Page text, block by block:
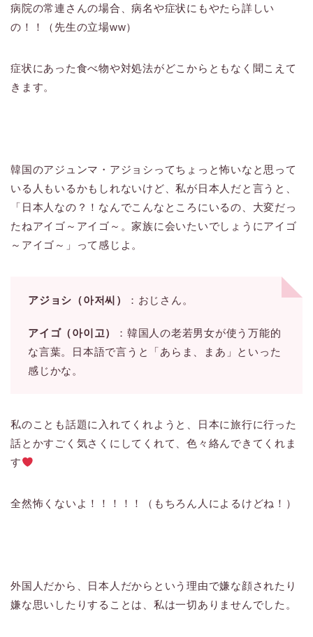
病院の常連さんの場合、病名や症状にもやたら詳しい
の！！（先生の立場ww）
症状にあった食べ物や対処法がどこからともなく聞こえて
きます。
韓国のアジュンマ・アジョシってちょっと怖いなと思って
いる人もいるかもしれないけど、私が日本人だと言うと、
「日本人なの？！なんでこんなところにいるの、大変だっ
たねアイゴ～アイゴ～。家族に会いたいでしょうにアイゴ
～アイゴ～」って感じよ。
アジョシ（아저씨） ：おじさん。
アイゴ（아이고）
：韓国人の老若男女が使う万能的
な言葉。日本語で言うと「あらま、まあ」といった
感じかな。
私のことも話題に入れてくれようと、日本に旅行に行った
話とかすごく気さくにしてくれて、色々絡んできてくれま
す
全然怖くないよ！！！！！（もちろん人によるけどね！）
外国人だから、日本人だからという理由で嫌な顔されたり
嫌な思いしたりすることは、私は一切ありませんでした。